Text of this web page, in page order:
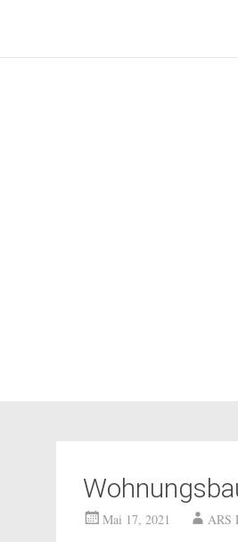
Mai 17, 2021 ARS